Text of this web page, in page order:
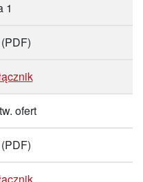
1
(PDF)
ofert
(PDF)